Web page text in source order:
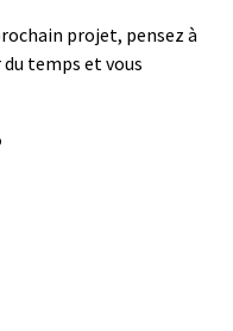
projet, pensez à
temps et vous